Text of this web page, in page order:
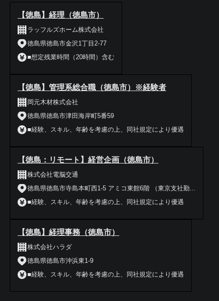
【徳島】経理（徳島市）
ラッフルズホーム株式会社
徳島県徳島市金沢1丁目2-77
■想定残業時間（20時間）含む
【徳島】管理系総合職（徳島市）※経験者
岡元木材株式会社
徳島県徳島市津田海岸町5番59
■経験、スキル、年齢を考慮の上、同社規定により優遇
【徳島：リモート】経営企画（徳島市）
株式会社電脳交通
徳島県徳島市寺島本町西1-5 アミコ東館6階 （東京支社勤...
■経験、スキル、年齢を考慮の上、同社規定により優遇
【徳島】経理事務（徳島市）
株式会社ハラダ
徳島県徳島市沖浜東1-9
■経験、スキル、年齢を考慮の上、同社規定により優遇